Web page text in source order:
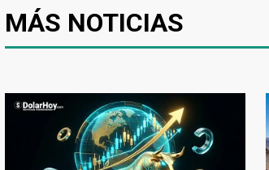
MÁS NOTICIAS